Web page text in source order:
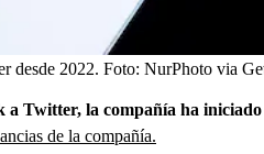
desde 2022. Foto: NurPhoto via
a Twitter, la compañía ha
de la compañía.